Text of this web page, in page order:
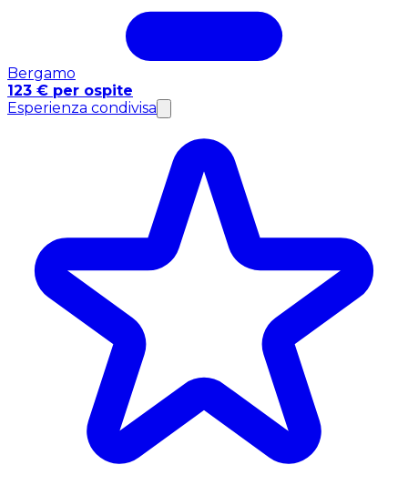
Bergamo
123 € per ospite
Esperienza condivisa